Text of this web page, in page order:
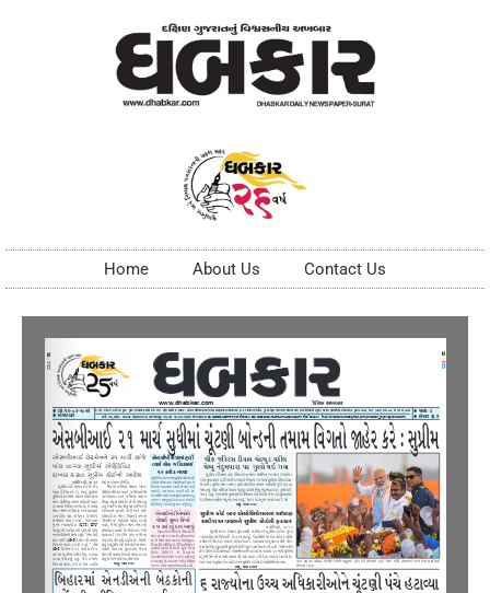
Home About Us Contact Us